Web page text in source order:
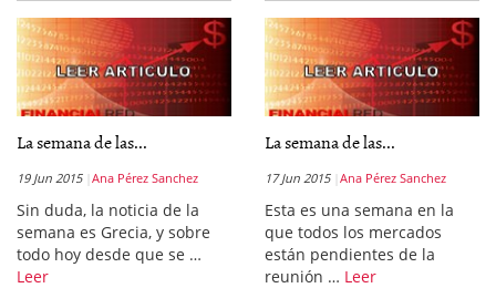
La semana de las...
19 Jun 2015 Ana Pérez Sanchez
Sin duda, la noticia de la
semana es Grecia, y sobre
todo hoy desde que se …
Leer
La semana de las...
17 Jun 2015 Ana Pérez Sanchez
Esta es una semana en la
que todos los mercados
están pendientes de la
reunión … Leer